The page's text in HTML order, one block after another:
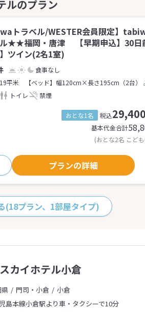
トラベル/WESTER会員限定】
★★福岡・唐津 【早期申込】30日
】ツイン(2名1室)
食事なし
平米
【ベッド】幅120cm×長さ195cm（2台）
トイレ 禁煙
おとな1名 税込
基本代金合計
(おとな2名 こど
プランの詳細
(18プラン、1部屋タイプ)
カイホテル小倉
門司・小倉
小倉
島本線小倉駅より車・タクシーで10分